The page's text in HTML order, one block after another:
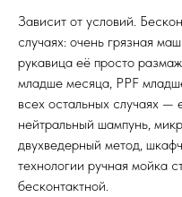
Зависит от условий.
случаях: очень грязная
рукавица её просто
младше месяца, PPF
всех остальных случаях —
нейтральный шампунь,
двухведерный метод,
технологии ручная мойка
бесконтактной.